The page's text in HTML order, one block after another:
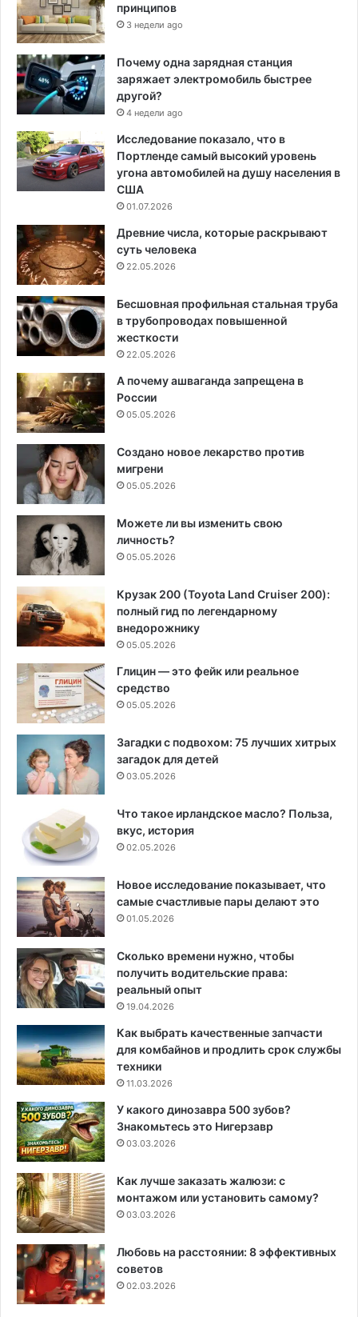
принципов
3 недели ago
Почему одна зарядная станция
заряжает электромобиль быстрее
другой?
4 недели ago
Исследование показало, что в
Портленде самый высокий уровень
угона автомобилей на душу населения в
США
01.07.2026
Древние числа, которые раскрывают
суть человека
22.05.2026
Бесшовная профильная стальная труба
в трубопроводах повышенной
жесткости
22.05.2026
А почему ашваганда запрещена в
России
05.05.2026
Создано новое лекарство против
мигрени
05.05.2026
Можете ли вы изменить свою
личность?
05.05.2026
Крузак 200 (Toyota Land Cruiser 200):
полный гид по легендарному
внедорожнику
05.05.2026
Глицин — это фейк или реальное
средство
05.05.2026
Загадки с подвохом: 75 лучших хитрых
загадок для детей
03.05.2026
Что такое ирландское масло? Польза,
вкус, история
02.05.2026
Новое исследование показывает, что
самые счастливые пары делают это
01.05.2026
Сколько времени нужно, чтобы
получить водительские права:
реальный опыт
19.04.2026
Как выбрать качественные запчасти
для комбайнов и продлить срок службы
техники
11.03.2026
У какого динозавра 500 зубов?
Знакомьтесь это Нигерзавр
03.03.2026
Как лучше заказать жалюзи: с
монтажом или установить самому?
03.03.2026
Любовь на расстоянии: 8 эффективных
советов
02.03.2026